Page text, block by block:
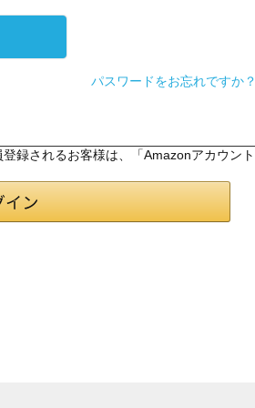
パスワードをお忘れですか？
録されるお客様は、「Amazonアカウント